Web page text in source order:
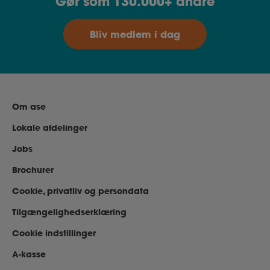
Bliv medlem i dag
Om ase
Lokale afdelinger
Jobs
Brochurer
Cookie, privatliv og persondata
Tilgængelighedserklæring
Cookie indstillinger
A-kasse